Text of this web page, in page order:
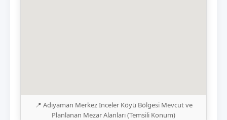
📍 Adıyaman Merkez Inceler Köyü Bölgesi Mevcut ve
Planlanan Mezar Alanları (Temsili Konum)